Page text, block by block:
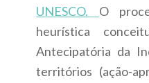
UNESCO. O
heurística
Antecipatória da
territórios (ação-